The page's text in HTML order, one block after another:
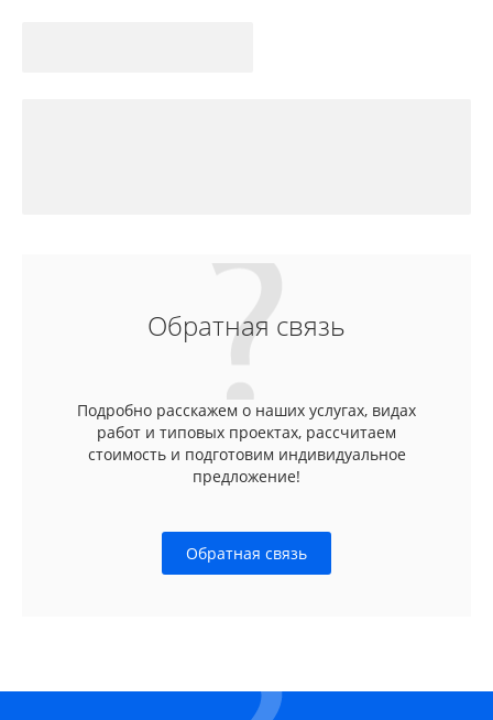
Обратная связь
Подробно расскажем о наших услугах, видах
работ и типовых проектах, рассчитаем
стоимость и подготовим индивидуальное
предложение!
Обратная связь